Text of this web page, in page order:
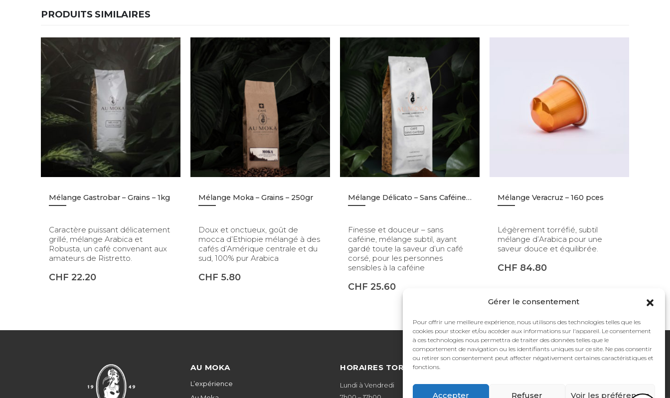
Gérer le consentement
Pour offrir une meilleure expérience, nous utilisons des technologies telles que les
cookies pour stocker et/ou accéder aux informations sur l'appareil. Le consentement
à ces technologies nous permettra de traiter des données telles que le
comportement de navigation ou les identifiants uniques sur ce site. Ne pas consentir
ou retirer son consentement peut affecter négativement certaines caractéristiques et
fonctions.
Accepter Refuser Voir les préférences
PRODUITS SIMILAIRES
Mélange Gastrobar – Grains – 1kg
Caractère puissant délicatement
grillé, mélange Arabica et
Robusta, un café convenant aux
amateurs de Ristretto.
CHF 22.20
Mélange Moka – Grains – 250gr
Doux et onctueux, goût de
mocca d’Ethiopie mélangé à des
cafés d’Amérique centrale et du
sud, 100% pur Arabica
CHF 5.80
Mélange Délicato – Sans Caféine – Moulu – 1kg
Finesse et douceur – sans
caféine, mélange subtil, ayant
gardé toute la saveur d’un café
corsé, pour les personnes
sensibles à la caféine
CHF 25.60
Mélange Veracruz – 160 pces
Légèrement torréfié, subtil
mélange d’Arabica pour une
saveur douce et équilibrée.
CHF 84.80
AU MOKA
L’expérience
HORAIRES TORRÉFACTION
Lundi à Vendredi
Puis-je vous aider ?